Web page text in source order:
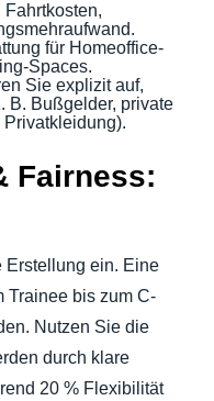
Fahrtkosten,
für Homeoffice-
Spaces.
Sie explizit auf,
B. Bußgelder, private
Fairness:
Erstellung ein. Eine
Trainee bis zum C-
Nutzen Sie die
durch klare
20 % Flexibilität